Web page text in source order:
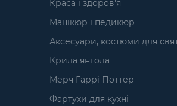
Краса і здоров'я
Манікюр і педикюр
Аксесуари, костюми для
Крила янгола
Мерч Гаррі Поттер
Фартухи для кухні